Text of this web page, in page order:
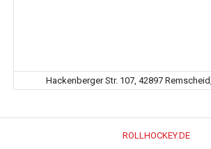
Hackenberger Str. 107, 42897
ROLLHOCKEY.DE